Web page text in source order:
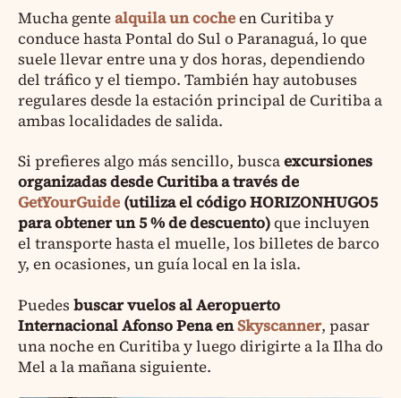
Mucha gentealquila un cocheen Curitiba y
conduce hasta Pontal do Sul o Paranaguá, lo que
suele llevar entre una y dos horas, dependiendo
del tráfico y el tiempo. También hay autobuses
regulares desde la estación principal de Curitiba a
ambas localidades de salida.
Si prefieres algo más sencillo, buscaexcursiones
organizadas desde Curitiba a través de
GetYourGuide (utiliza el código HORIZONHUGO5
para obtener un 5 % de descuento)que incluyen
el transporte hasta el muelle, los billetes de barco
y, en ocasiones, un guía local en la isla.
Puedes buscar vuelos al Aeropuerto
Internacional Afonso Pena enSkyscanner, pasar
una noche en Curitiba y luego dirigirte a la Ilha do
Mel a la mañana siguiente.